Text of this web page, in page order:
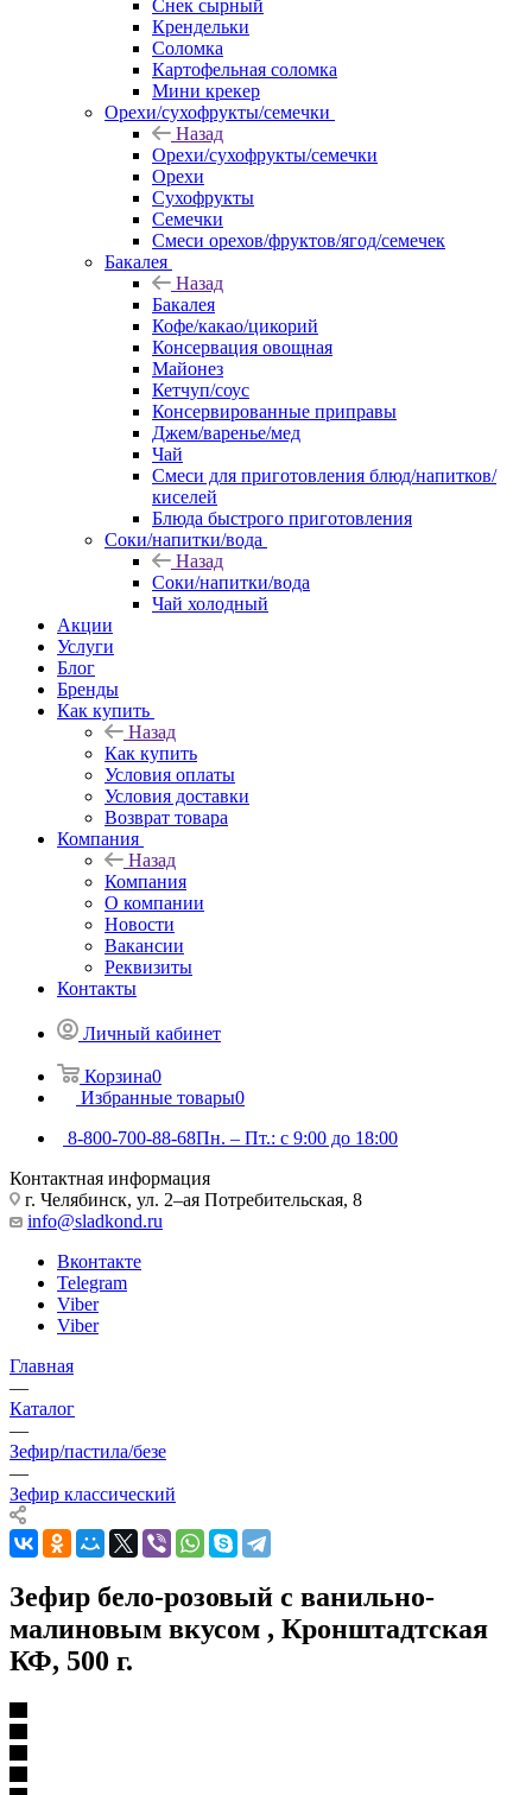
Снек сырный
Крендельки
Соломка
Картофельная соломка
Мини крекер
Орехи/сухофрукты/семечки
Назад
Орехи/сухофрукты/семечки
Орехи
Сухофрукты
Семечки
Смеси орехов/фруктов/ягод/семечек
Бакалея
Назад
Бакалея
Кофе/какао/цикорий
Консервация овощная
Майонез
Кетчуп/соус
Консервированные приправы
Джем/варенье/мед
Чай
Смеси для приготовления блюд/напитков/
киселей
Блюда быстрого приготовления
Соки/напитки/вода
Назад
Соки/напитки/вода
Чай холодный
Акции
Услуги
Блог
Бренды
Как купить
Назад
Как купить
Условия оплаты
Условия доставки
Возврат товара
Компания
Назад
Компания
О компании
Новости
Вакансии
Реквизиты
Контакты
Личный кабинет
Корзина0
Избранные товары0
8-800-700-88-68Пн. – Пт.: с 9:00 до 18:00
Контактная информация
г. Челябинск, ул. 2–ая Потребительская, 8
info@sladkond.ru
Вконтакте
Telegram
Viber
Viber
Главная
—
Каталог
—
Зефир/пастила/безе
—
Зефир классический
Зефир бело-розовый с ванильно-
малиновым вкусом , Кронштадтская
КФ, 500 г.